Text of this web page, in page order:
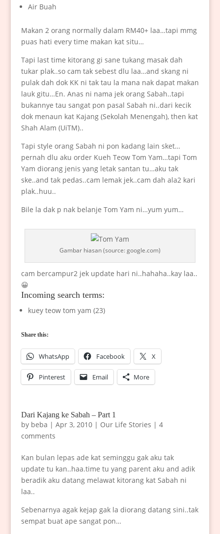
Air Buah
Makan 2 orang normally dalam RM40+ laa…tapi mmg
puas hati every time makan kat situ…
Tapi last time kitorang gi sane tukang masak dah
tukar plak..so cam tak sebest dlu laa…and skang ni
pulak dah dok KK ni tak tau la mana nak dapat makan
lauk gitu…En. Anas ni nama jek orang Sabah..tapi
bukannye tau sangat pon pasal Sabah ni..dari kecik
dok menaun kat Kajang (Sekolah Menengah), then kat
Shah Alam (UiTM)..
Tapi style orang Sabah ni pon kadang lain sket…
pernah dlu aku order Kueh Teow Tom Yam…tapi Tom
Yam diorang jenis yang letak santan tu…aku tak
ske..and tak pedas..cam lemak jek..cam dah ala2 kari
plak..huu..
Bile la dak p nak belanje Tom Yam ni…yum yum…
Gambar hiasan (source: google.com)
cam bercampur2 jek update hari ni..hahaha..kay laa..
😀
Incoming search terms:
kuey teow tom yam (23)
Share this:
WhatsApp Facebook X
Pinterest Email More
Dari Kajang ke Sabah – Part 1
by beba | Apr 3, 2010| Our Life Stories | 4
comments
Kan bulan lepas ade kat seminggu gak aku tak
update tu kan..haa.time tu yang parent aku and adik
beradik aku datang melawat kitorang kat Sabah ni
laa..
Sebenarnya agak kejap gak la diorang datang sini..tak
sempat buat ape sangat pon…